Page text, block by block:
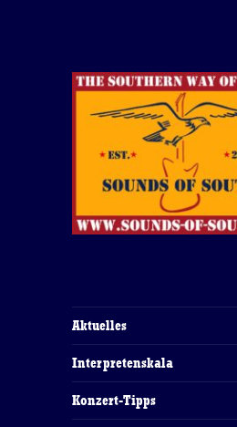
Aktuelles
Interpretenskala
Konzert-Tipps